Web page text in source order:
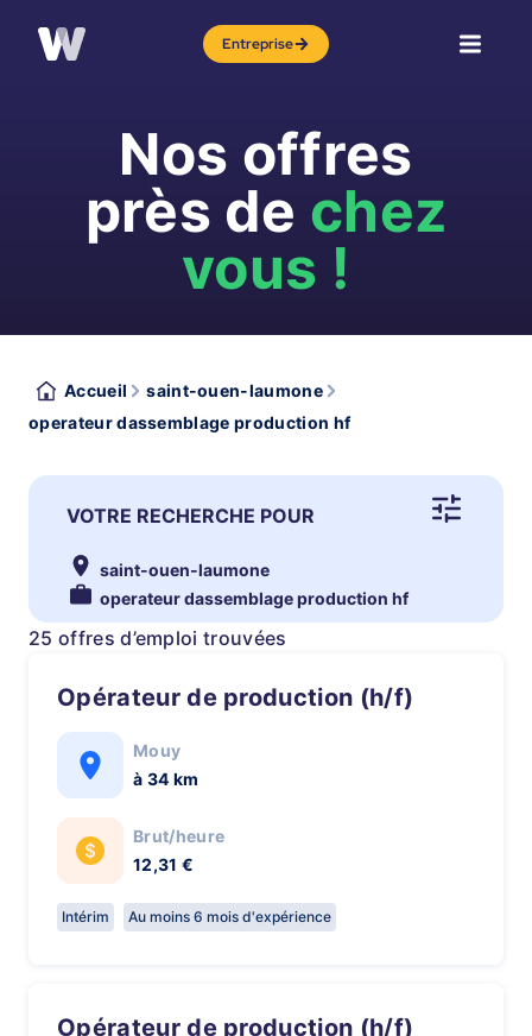
Entreprise
Nos offres
près de chez
vous !
Accueil
saint-ouen-laumone
operateur dassemblage production hf
VOTRE RECHERCHE POUR
saint-ouen-laumone
operateur dassemblage production hf
25 offres d’emploi trouvées
Opérateur de production (h/f)
Mouy
à 34 km
Brut/heure
12,31 €
Intérim Au moins 6 mois d'expérience
Opérateur de production (h/f)